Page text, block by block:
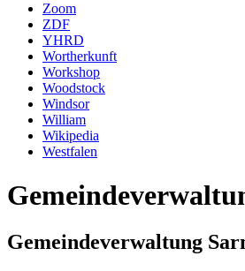
Zoom
ZDF
YHRD
Wortherkunft
Workshop
Woodstock
Windsor
William
Wikipedia
Westfalen
Gemeindeverwaltung